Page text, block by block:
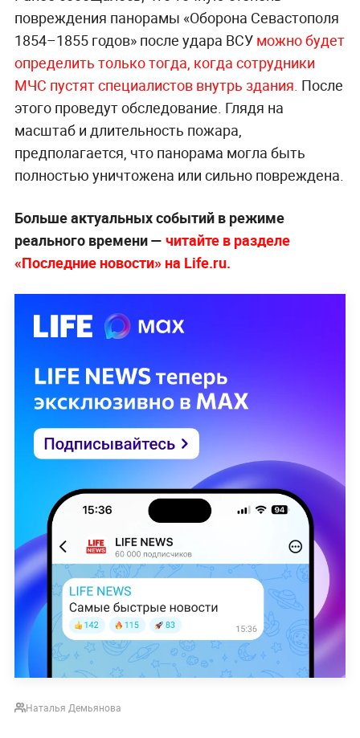
повреждения панорамы «Оборона Севастополя
1854–1855 годов» после удара ВСУ можно будет
определить только тогда, когда сотрудники
МЧС пустят специалистов внутрь здания. После
этого проведут обследование. Глядя на
масштаб и длительность пожара,
предполагается, что панорама могла быть
полностью уничтожена или сильно повреждена.
Больше актуальных событий в режиме
реального времени — читайте в разделе
«Последние новости» на Life.ru.
Наталья Демьянова